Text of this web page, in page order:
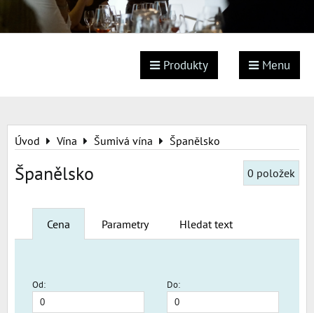
Produkty Menu
Úvod Vína Šumivá vína Španělsko
Španělsko 0 položek
Cena Parametry Hledat text
Od: Do: